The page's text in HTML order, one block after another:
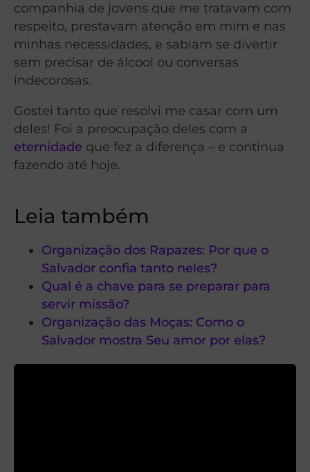
companhia de jovens que me tratavam com
respeito, prestavam atenção em mim e nas
minhas necessidades, e sabiam se divertir
sem precisar de álcool ou conversas
indecorosas.
Gostei tanto que resolvi me casar com um
deles! Foi a preocupação deles com a
eternidade que fez a diferença – e continua
fazendo até hoje.
Leia também
Organização dos Rapazes: Por que o
Salvador confia tanto neles?
Qual é a chave para se preparar para
servir missão?
Organização das Moças: Como o
Salvador mostra Seu amor por elas?